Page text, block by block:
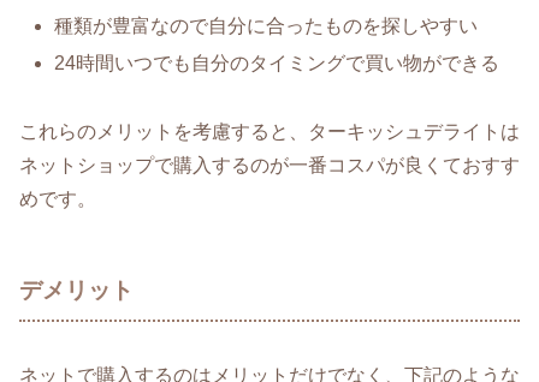
種類が豊富なので自分に合ったものを探しやすい
24時間いつでも自分のタイミングで買い物ができる
これらのメリットを考慮すると、ターキッシュデライトは
ネットショップで購入するのが一番コスパが良くておすす
めです。
デメリット
ネットで購入するのはメリットだけでなく、下記のような